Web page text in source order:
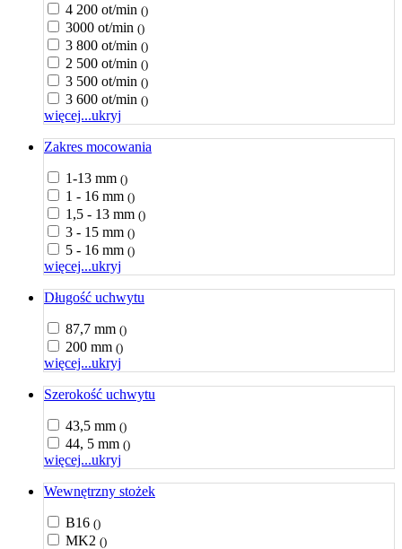
4 200 ot/min ()
3000 ot/min ()
3 800 ot/min ()
2 500 ot/min ()
3 500 ot/min ()
3 600 ot/min ()
więcej...ukryj
Zakres mocowania
1-13 mm ()
1 - 16 mm ()
1,5 - 13 mm ()
3 - 15 mm ()
5 - 16 mm ()
więcej...ukryj
Długość uchwytu
87,7 mm ()
200 mm ()
więcej...ukryj
Szerokość uchwytu
43,5 mm ()
44, 5 mm ()
więcej...ukryj
Wewnętrzny stożek
B16 ()
MK2 ()